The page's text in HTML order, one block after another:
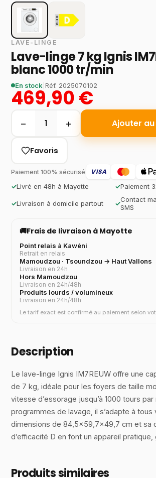
LAVE-LINGE
Lave-linge 7 kg Ignis
blanc 1000 tr/min
En stock |Réf. 2025070102
469,90 €
− 1 + Ajouter
Favoris
Paiement 100% sécurisé VISA
✓Livré en 48h à Mayotte ✓Paiement
✓Livraison à domicile partout ✓Contact
SMS
🚚Frais de livraison à Mayotte
Point relais à Kawéni
Retrait en relais
Mamoudzou · Tsoundzou → Haut Vallons
Livraison en 24h
Hors Mamoudzou
Livraison en 24h/48h
Produits lourds / volumineux
Livraison en 24h/48h
Le tarif exact est confirmé au paiement selon
Description
Le lave-linge Ignis IM7REUW offre une
de 7 kg, idéale pour les foyers de taille
vitesse d’essorage jusqu’à 1000 tours
programmes de lavage, il s’adapte à
dimensions de 84,5×59,7×49,7 cm et sa
d’efficacité D en font un appareil pratique,
Produits similaires